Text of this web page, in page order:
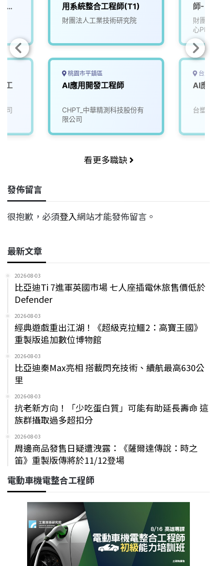
工
司
用系統整合工程師(T1)
財團法人工業技術研究院
桃園市平鎮區
AI應用開發工程師
CHPT_中華精測科技股份有
限公司
師-
財團法
心PMC
台北
AI應
台塑企
看更多職缺
發佈留言
很抱歉，必須登入網站才能發佈留言。
最新文章
2026-08-03
比亞迪Ti 7進軍英國市場 七人座插電休旅售價低於
Defender
2026-08-03
經典遊戲重出江湖！《超級克拉鱷2：高寶王國》
重製版追加數位博物館
2026-08-03
比亞迪秦Max亮相 搭載閃充技術、續航最高630公
里
2026-08-03
抗老新方向！「少吃蛋白質」可能有助延長壽命 這
族群攝取過多超扣分
2026-08-03
周邊商品發售日疑遭洩露：《薩爾達傳說：時之
笛》重製版傳將於11/12登場
電動車機電整合工程師